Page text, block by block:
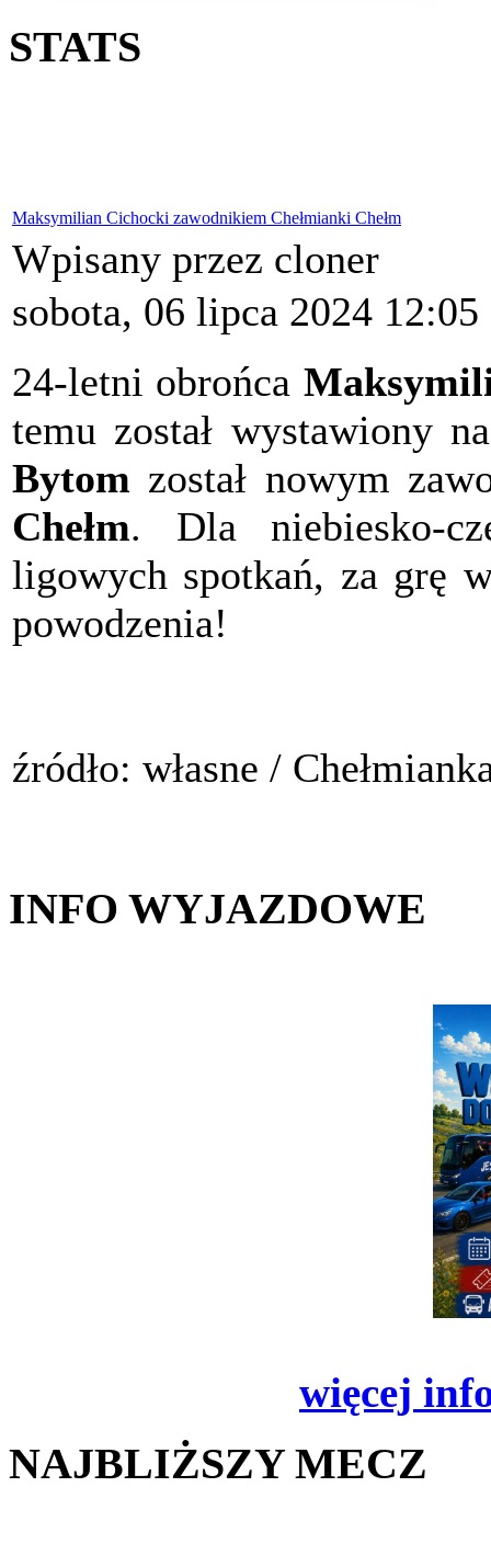
STATS
Maksymilian Cichocki zawodnikiem Chełmianki Chełm
Wpisany przez cloner
sobota, 06 lipca 2024 12:05
24-letni obrońca
temu został wystawiony
Bytom został nowym
Chełm. Dla niebiesko-
ligowych spotkań, za grę
powodzenia!
źródło: własne /
INFO WYJAZDOWE
więcej
NAJBLIŻSZY MECZ